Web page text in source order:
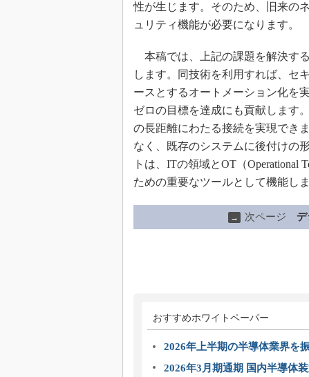
性が生じます。そのため、旧来の
ュリティ機能が必要になります。
本稿では、上記の課題を解決す
します。同技術を利用すれば、セ
ースとするオートメーション化を
ゼロの目標を達成にも貢献します
の長距離にわたる接続を実現でき
なく、既存のシステムに後付けの
トは、ITの領域とOT（Operational
ための重要なツールとして機能しま
→ 次ページ デ
おすすめホワイトペーパー
2026年上半期の半導体業界
2026年3月期通期 国内半導体